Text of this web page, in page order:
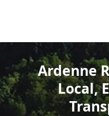
Ardenne
Local,